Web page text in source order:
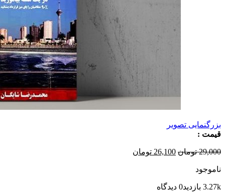
بزرگنمایی تصویر
قیمت :
29,000 تومان قیمت
26,100 تومان
ناموجود
3.27k بازدید 0 دیدگاه